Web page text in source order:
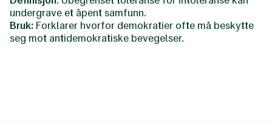
undergrave et åpent samfunn.
Bruk: Forklarer hvorfor demokratier ofte må beskytte
seg mot antidemokratiske bevegelser.